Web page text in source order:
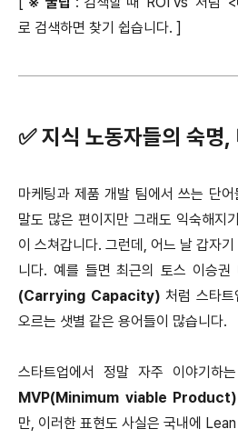
로 검색하면 찾기 쉽습니다. ]
✅ 지식 노동자들의 숙명,
마케팅과 제품 개발 팀에서 쓰는 단
말도 많은 편이지만 그래도 익숙해지
이 스쳐갑니다. 그런데, 어느 날 갑자
니다. 예를 들면 최근의 토스 이승권
(Carrying Capacity) 처럼 스타트
오르는 샛별 같은 용어들이 많습니다.
스타트업에서 정말 자주 이야기하는
MVP(Minimum viable Product)
만, 이러한 표현도 사실은 국내에